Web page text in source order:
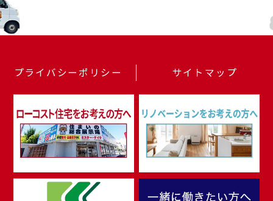
プライバシーポリシー サイトマップ